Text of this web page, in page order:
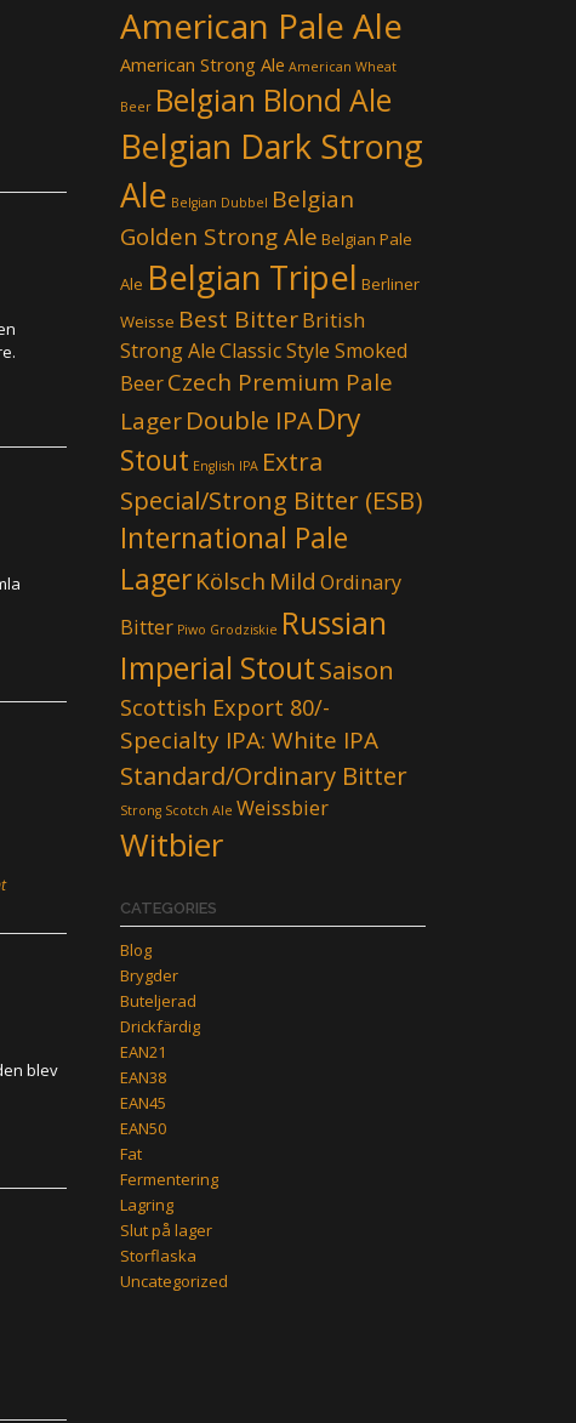
blev
American Pale Ale
American Strong Ale American Wheat
Beer Belgian Blond Ale
Belgian Dark Strong
Ale Belgian Dubbel Belgian
Golden Strong Ale Belgian Pale
Ale Belgian Tripel Berliner
Weisse Best BitterBritish
Strong AleClassic Style Smoked
BeerCzech Premium Pale
LagerDouble IPADry
Stout English IPA Extra
Special/Strong Bitter (ESB)
International Pale
LagerKölsch Mild Ordinary
Bitter Piwo Grodziskie Russian
Imperial StoutSaison
Scottish Export 80/-
Specialty IPA: White IPA
Standard/Ordinary Bitter
Strong Scotch Ale Weissbier
Witbier
CATEGORIES
Blog
Brygder
Buteljerad
Drickfärdig
EAN21
EAN38
EAN45
EAN50
Fat
Fermentering
Lagring
Slut på lager
Storflaska
Uncategorized